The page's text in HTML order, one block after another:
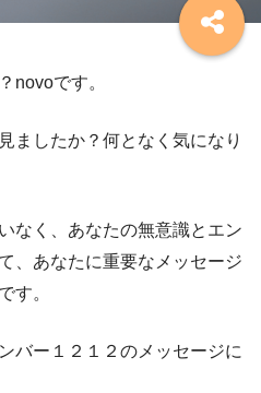
novoです。
ましたか？何となく気になり
なく、あなたの無意識とエン
、あなたに重要なメッセージ
す。
バー１２１２のメッセージに